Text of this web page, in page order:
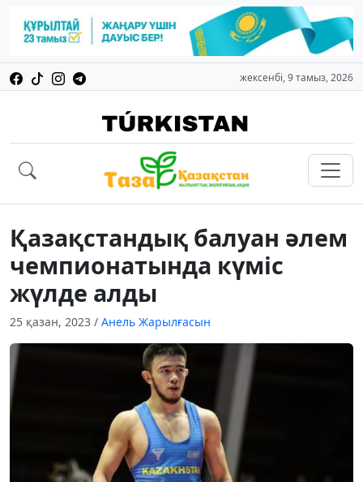
жексенбі, 9 тамыз, 2026
Қазақстандық балуан әлем
чемпионатында күміс
жүлде алды
25 қазан, 2023 / Анель Жарылғасын